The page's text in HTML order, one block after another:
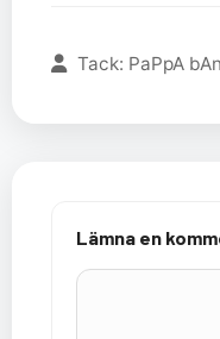
Tack: PaPpA
Lämna en
Kommentar